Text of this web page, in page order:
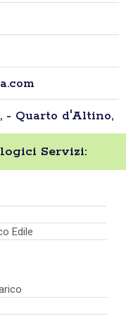
- Quarto d'Altino,
Servizi:
Edile